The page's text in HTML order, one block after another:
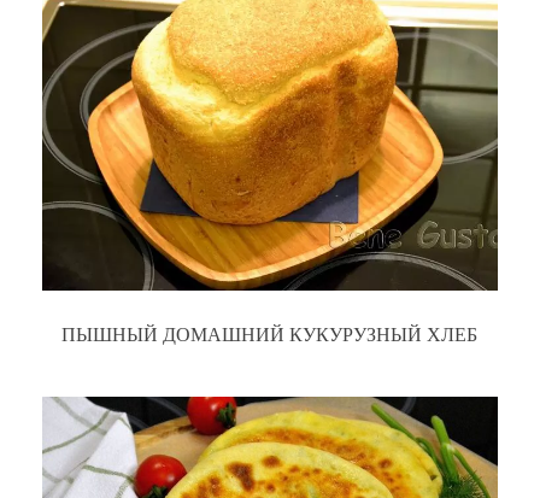
ПЫШНЫЙ ДОМАШНИЙ КУКУРУЗНЫЙ ХЛЕБ